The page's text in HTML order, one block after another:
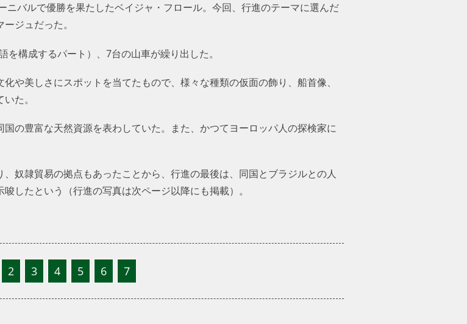
バルで優勝を果たしたベイジャ・フロール。今回、行進のテーマに選んだ
ジュだった。
構成するパート）、7台の山車が繰り出した。
や美しさにスポットを当てたもので、様々な種類の仮面の飾り、船首像、
た。
の豊富な天然資源を表わしていた。また、かつてヨーロッパ人の探検家に
奴隷貿易の拠点もあったことから、行進の最後は、同国とブラジルとの人
したという（行進の写真は次ページ以降にも掲載）。
2 3 4 5 6 7